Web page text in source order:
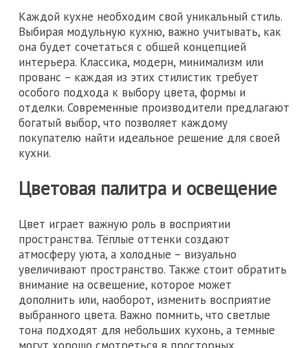
Каждой кухне необходим свой уникальный стиль.
Выбирая модульную кухню, важно учитывать, как
она будет сочетаться с общей концепцией
интерьера. Классика, модерн, минимализм или
прованс – каждая из этих стилистик требует
особого подхода к выбору цвета, формы и
отделки. Современные производители предлагают
богатый выбор, что позволяет каждому
покупателю найти идеальное решение для своей
кухни.
Цветовая палитра и освещение
Цвет играет важную роль в восприятии
пространства. Тёплые оттенки создают
атмосферу уюта, а холодные – визуально
увеличивают пространство. Также стоит обратить
внимание на освещение, которое может
дополнить или, наоборот, изменить восприятие
выбранного цвета. Важно помнить, что светлые
тона подходят для небольших кухонь, а темные